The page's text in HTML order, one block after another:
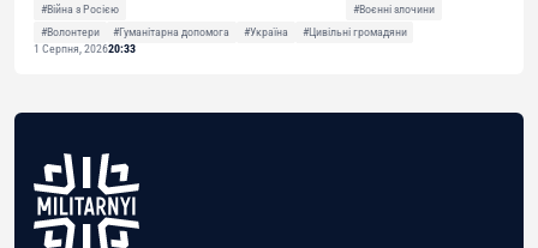
#Війна з Росією
#Воєнні злочини
#Волонтери
#Гуманітарна допомога #Україна
#Цивільні громадяни
1 Серпня, 202620:33